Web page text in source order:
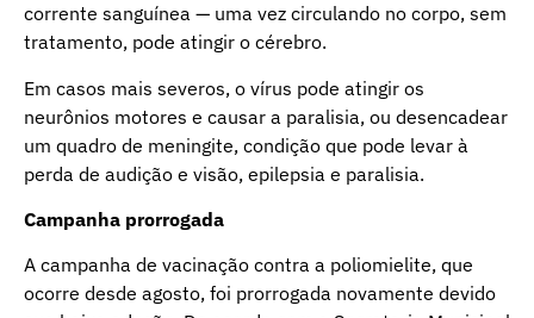
corrente sanguínea — uma vez circulando no corpo, sem
tratamento, pode atingir o cérebro.
Em casos mais severos, o vírus pode atingir os
neurônios motores e causar a paralisia, ou desencadear
um quadro de meningite, condição que pode levar à
perda de audição e visão, epilepsia e paralisia.
Campanha prorrogada
A campanha de vacinação contra a poliomielite, que
ocorre desde agosto, foi prorrogada novamente devido